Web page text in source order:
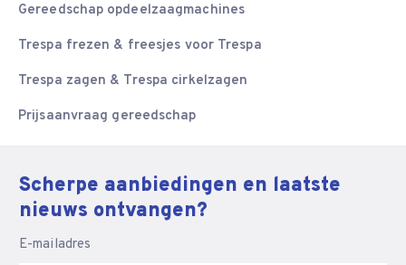
Gereedschap opdeelzaagmachines
Trespa frezen & freesjes voor Trespa
Trespa zagen & Trespa cirkelzagen
Prijsaanvraag gereedschap
Scherpe aanbiedingen en laatste
nieuws ontvangen?
E-mailadres